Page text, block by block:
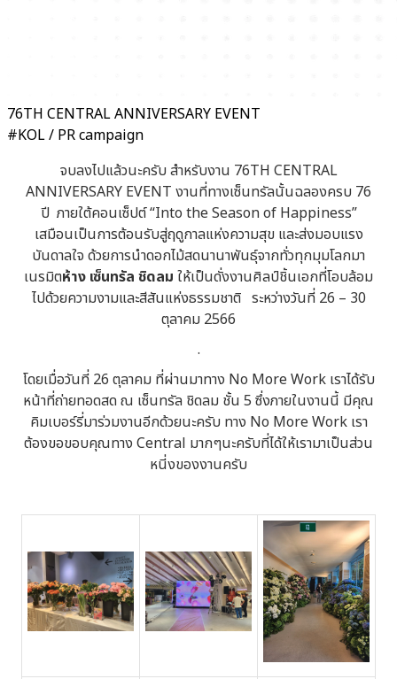
76TH CENTRAL ANNIVERSARY EVENT
#KOL / PR campaign
จบลงไปแล้วนะครับ สำหรับงาน 76TH CENTRAL
ANNIVERSARY EVENT งานที่ทางเซ็นทรัลนั้นฉลองครบ 76
ปี ภายใต้คอนเซ็ปต์ “Into the Season of Happiness”
เสมือนเป็นการต้อนรับสู่ฤดูกาลแห่งความสุข และส่งมอบแรง
บันดาลใจ ด้วยการนำดอกไม้สดนานาพันธุ์จากทั่วทุกมุมโลกมา
เนรมิตห้าง เซ็นทรัล ชิดลม ให้เป็นดั่งงานศิลป์ชิ้นเอกที่โอบล้อม
ไปด้วยความงามและสีสันแห่งธรรมชาติ ระหว่างวันที่ 26 – 30
ตุลาคม 2566
.
โดยเมื่อวันที่ 26 ตุลาคม ที่ผ่านมาทาง No More Work เราได้รับ
หน้าที่ถ่ายทอดสด ณ เซ็นทรัล ชิดลม ชั้น 5 ซึ่งภายในงานนี้ มีคุณ
คิมเบอร์รี่มาร่วมงานอีกด้วยนะครับ ทาง No More Work เรา
ต้องขอขอบคุณทาง Central มากๆนะครับที่ได้ให้เรามาเป็นส่วน
หนี่งของงานครับ